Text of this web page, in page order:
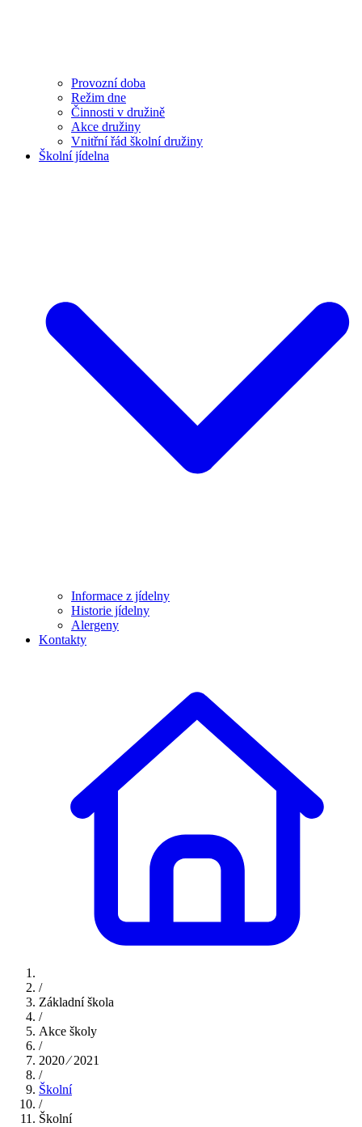
Provozní doba
Režim dne
Činnosti v družině
Akce družiny
Vnitřní řád školní družiny
Školní jídelna
Informace z jídelny
Historie jídelny
Alergeny
Kontakty
/
Základní škola
/
Akce školy
/
2020 ⁄ 2021
/
Školní
/
Školní